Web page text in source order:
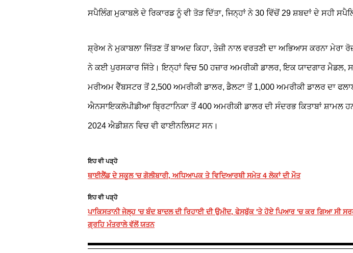
ਸਪੈਲਿੰਗ ਮੁਕਾਬਲੇ ਦੇ ਰਿਕਾਰਡ ਨੂੰ ਵੀ ਤੋੜ ਦਿੱਤਾ, ਜਿਨ੍ਹਾਂ ਨੇ 30 ਵਿੱਚੋਂ 29 ਸ਼ਬਦਾਂ ਦੇ ਸਹੀ
ਸ਼੍ਰੇਅ ਨੇ ਮੁਕਾਬਲਾ ਜਿੱਤਣ ਤੋਂ ਬਾਅਦ ਕਿਹਾ, ਤੇਜ਼ੀ ਨਾਲ ਵਰਤਣੀ ਦਾ ਅਭਿਆਸ ਕਰਨਾ ਮੇਰਾ
ਨੇ ਕਈ ਪੁਰਸਕਾਰ ਜਿੱਤੇ। ਇਨ੍ਹਾਂ ਵਿਚ 50 ਹਜ਼ਾਰ ਅਮਰੀਕੀ ਡਾਲਰ, ਇਕ ਯਾਦਗਾਰ ਮੈਡਲ,
ਮਰੀਅਮ ਵੈੱਬਸਟਰ ਤੋਂ 2,500 ਅਮਰੀਕੀ ਡਾਲਰ, ਡੈਲਟਾ ਤੋਂ 1,000 ਅਮਰੀਕੀ ਡਾਲਰ ਦਾ
ਐਨਸਾਇਕਲੋਪੀਡੀਆ ਬ੍ਰਿਟਾਨਿਕਾ ਤੋਂ 400 ਅਮਰੀਕੀ ਡਾਲਰ ਦੀ ਸੰਦਰਭ ਕਿਤਾਬਾਂ ਸ਼ਾਮਲ
2024 ਐਡੀਸ਼ਨ ਵਿਚ ਵੀ ਫਾਈਨਲਿਸਟ ਸਨ।
ਇਹ ਵੀ ਪੜ੍ਹੋ
ਥਾਈਲੈਂਡ ਦੇ ਸਕੂਲ 'ਚ ਗੋਲੀਬਾਰੀ, ਅਧਿਆਪਕ ਤੇ ਵਿਦਿਆਰਥੀ ਸਮੇਤ 4 ਲੋਕਾਂ ਦੀ ਮੌਤ
ਇਹ ਵੀ ਪੜ੍ਹੋ
ਪਾਕਿਸਤਾਨੀ ਜੇਲ੍ਹ 'ਚ ਬੰਦ ਬਾਦਲ ਦੀ ਰਿਹਾਈ ਦੀ ਉਮੀਦ, ਫੇਸਬੁੱਕ 'ਤੇ ਹੋਏ ਪਿਆਰ 'ਚ ਕਰ ਗਿਆ ਸੀ
ਗ੍ਰਹਿ ਮੰਤਰਾਲੇ ਵੱਲੋਂ ਯਤਨ